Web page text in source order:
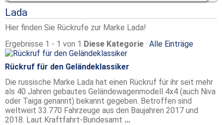
Lada
Hier finden Sie Rückrufe zur Marke Lada!
Ergebnisse 1 - 1 von 1 Diese Kategorie · Alle Einträge
Rückruf für den Geländeklassiker
Die russische Marke Lada hat einen Rückruf für ihr seit mehr
als 40 Jahren gebautes Geländewagenmodell 4x4 (auch Niva
oder Taiga genannt) bekannt gegeben. Betroffen sind
weltweit 33.770 Fahrzeuge aus den Baujahren 2017 und
2018. Laut Kraftfahrt-Bundesamt ...